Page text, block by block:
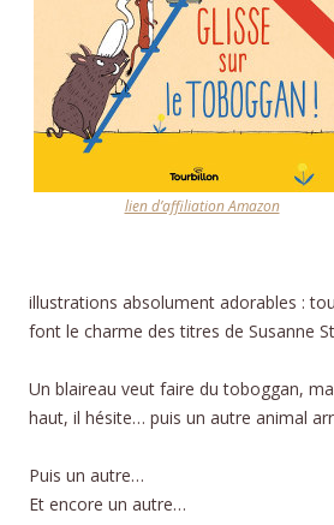
lien d’affiliation Amazon
illustrations absolument adorables :
font le charme des titres de Susanne
Un blaireau veut faire du toboggan,
haut, il hésite… puis un autre animal
Puis un autre…
Et encore un autre…